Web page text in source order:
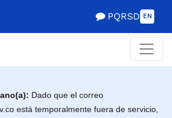
PQRSD EN
Dado que el correo
está temporalmente fuera de servicio,